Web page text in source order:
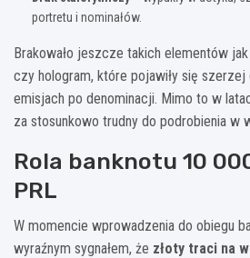
portretu i nominałów.
Brakowało jeszcze takich elementów
czy hologram, które pojawiły się
emisjach po denominacji. Mimo to w
za stosunkowo trudny do podrobienia w
Rola banknotu 10
PRL
W momencie wprowadzenia do obiegu
wyraźnym sygnałem, że złoty traci na